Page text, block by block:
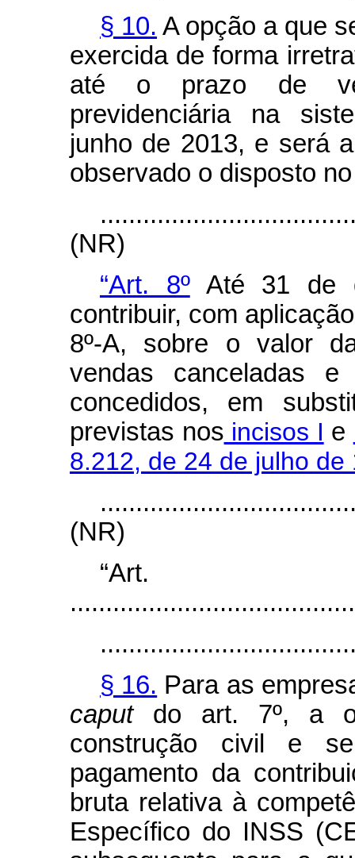
§ 10. A opção a que
exercida de forma
até o prazo de
previdenciária na
junho de 2013, e será
observado o disposto
(NR)
“Art. 8ºAté 31 de
contribuir, com
8º-A, sobre o valor
vendas canceladas e
concedidos, em
previstas nos incisos I e
8.212, de 24 de julho de
(NR)
§ 16. Para as
caputdo art. 7º, a
construção civil e
pagamento da
bruta relativa à
Específico do INSS